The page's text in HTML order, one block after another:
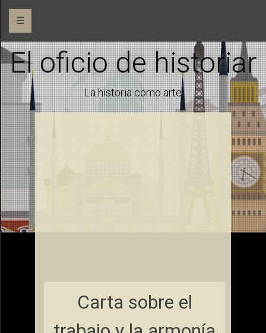
☰
El oficio de historiar
La historia como arte
Carta sobre el